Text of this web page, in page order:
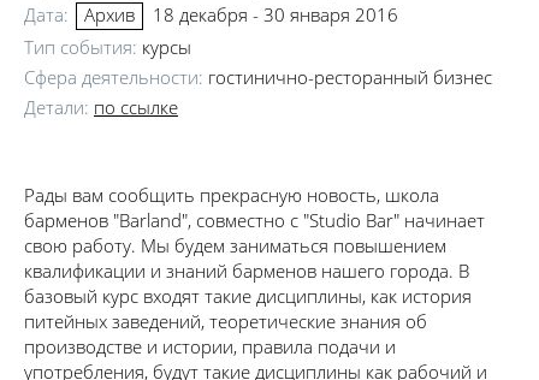
Дата:
Архив
18 декабря - 30 января 2016
Тип события: курсы
Сфера деятельности: гостинично-ресторанный бизнес
Детали: по ссылке
Рады вам сообщить прекрасную новость, школа
барменов "Barland", совместно с "Studio Bar" начинает
свою работу. Мы будем заниматься повышением
квалификации и знаний барменов нашего города. В
базовый курс входят такие дисциплины, как история
питейных заведений, теоретические знания об
производстве и истории, правила подачи и
употребления, будут такие дисциплины как рабочий и